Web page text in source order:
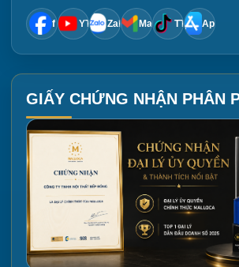
f YT Zalo Mail TT App
GIẤY CHỨNG NHẬN PHÂN